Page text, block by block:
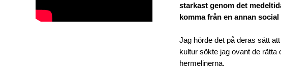
starkast genom det
komma från en annan
Jag hörde det på deras sätt
kultur sökte jag ovant de rätta
hermelinerna.